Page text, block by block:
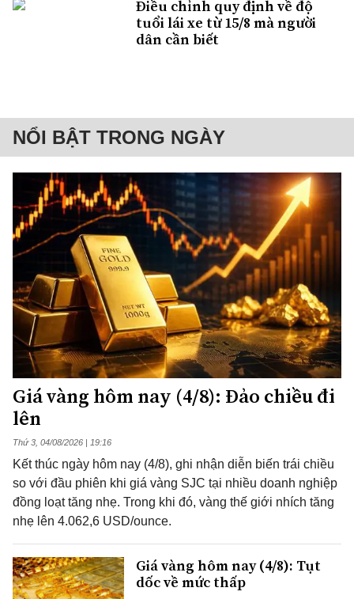
Điều chỉnh quy định về độ
tuổi lái xe từ 15/8 mà người
dân cần biết
NỔI BẬT TRONG NGÀY
Giá vàng hôm nay (4/8): Đảo chiều đi
lên
Thứ 3, 04/08/2026 | 19:16
Kết thúc ngày hôm nay (4/8), ghi nhận diễn biến trái chiều
so với đầu phiên khi giá vàng SJC tại nhiều doanh nghiệp
đồng loạt tăng nhẹ. Trong khi đó, vàng thế giới nhích tăng
nhẹ lên 4.062,6 USD/ounce.
Giá vàng hôm nay (4/8): Tụt
dốc về mức thấp